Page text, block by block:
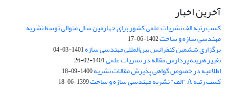
آخرین اخبار
کسب رتبه الف نشریات علمی کشور برای چهارمین سال متوالی توسط نشریه
مهندسی سازه و ساخت1402-06-17
برگزاری ششمین کنفرانس بین‌المللی مهندسی سازه1401-03-04
تغییر هزینه پردازش مقاله در نشریات علمی1401-02-26
اطلاعیه در خصوص گواهی پذیرش مقالات نشریه1400-09-18
کسب رتبه A "الف" نشریه مهندسی سازه و ساخت 1399-06-18